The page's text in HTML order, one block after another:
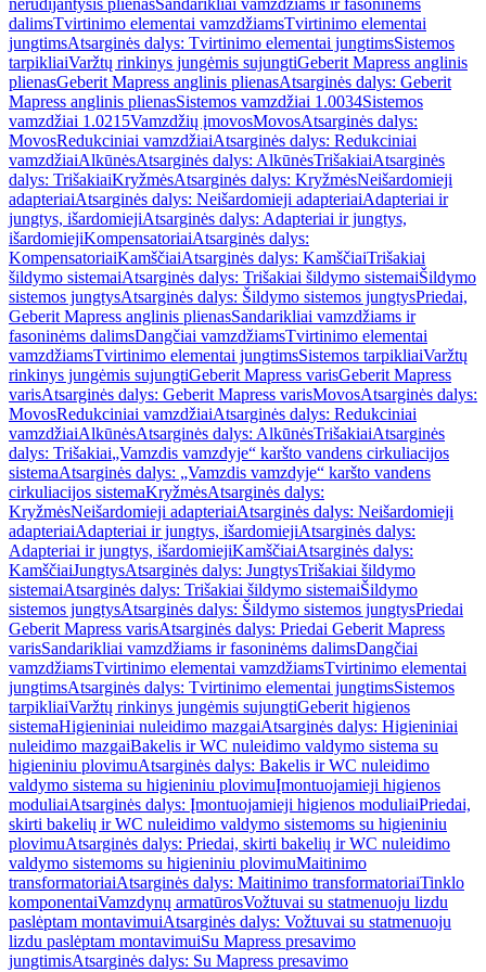
nerūdijantysis plienasSandarikliai vamzdžiams ir fasoninėms
dalimsTvirtinimo elementai vamzdžiamsTvirtinimo elementai
jungtimsAtsarginės dalys: Tvirtinimo elementai jungtimsSistemos
tarpikliaiVaržtų rinkinys jungėmis sujungtiGeberit Mapress anglinis
plienasGeberit Mapress anglinis plienasAtsarginės dalys: Geberit
Mapress anglinis plienasSistemos vamzdžiai 1.0034Sistemos
vamzdžiai 1.0215Vamzdžių įmovosMovosAtsarginės dalys:
MovosRedukciniai vamzdžiaiAtsarginės dalys: Redukciniai
vamzdžiaiAlkūnėsAtsarginės dalys: AlkūnėsTrišakiaiAtsarginės
dalys: TrišakiaiKryžmėsAtsarginės dalys: KryžmėsNeišardomieji
adapteriaiAtsarginės dalys: Neišardomieji adapteriaiAdapteriai ir
jungtys, išardomiejiAtsarginės dalys: Adapteriai ir jungtys,
išardomiejiKompensatoriaiAtsarginės dalys:
KompensatoriaiKamščiaiAtsarginės dalys: KamščiaiTrišakiai
šildymo sistemaiAtsarginės dalys: Trišakiai šildymo sistemaiŠildymo
sistemos jungtysAtsarginės dalys: Šildymo sistemos jungtysPriedai,
Geberit Mapress anglinis plienasSandarikliai vamzdžiams ir
fasoninėms dalimsDangčiai vamzdžiamsTvirtinimo elementai
vamzdžiamsTvirtinimo elementai jungtimsSistemos tarpikliaiVaržtų
rinkinys jungėmis sujungtiGeberit Mapress varisGeberit Mapress
varisAtsarginės dalys: Geberit Mapress varisMovosAtsarginės dalys:
MovosRedukciniai vamzdžiaiAtsarginės dalys: Redukciniai
vamzdžiaiAlkūnėsAtsarginės dalys: AlkūnėsTrišakiaiAtsarginės
dalys: Trišakiai„Vamzdis vamzdyje“ karšto vandens cirkuliacijos
sistemaAtsarginės dalys: „Vamzdis vamzdyje“ karšto vandens
cirkuliacijos sistemaKryžmėsAtsarginės dalys:
KryžmėsNeišardomieji adapteriaiAtsarginės dalys: Neišardomieji
adapteriaiAdapteriai ir jungtys, išardomiejiAtsarginės dalys:
Adapteriai ir jungtys, išardomiejiKamščiaiAtsarginės dalys:
KamščiaiJungtysAtsarginės dalys: JungtysTrišakiai šildymo
sistemaiAtsarginės dalys: Trišakiai šildymo sistemaiŠildymo
sistemos jungtysAtsarginės dalys: Šildymo sistemos jungtysPriedai
Geberit Mapress varisAtsarginės dalys: Priedai Geberit Mapress
varisSandarikliai vamzdžiams ir fasoninėms dalimsDangčiai
vamzdžiamsTvirtinimo elementai vamzdžiamsTvirtinimo elementai
jungtimsAtsarginės dalys: Tvirtinimo elementai jungtimsSistemos
tarpikliaiVaržtų rinkinys jungėmis sujungtiGeberit higienos
sistemaHigieniniai nuleidimo mazgaiAtsarginės dalys: Higieniniai
nuleidimo mazgaiBakelis ir WC nuleidimo valdymo sistema su
higieniniu plovimuAtsarginės dalys: Bakelis ir WC nuleidimo
valdymo sistema su higieniniu plovimuĮmontuojamieji higienos
moduliaiAtsarginės dalys: Įmontuojamieji higienos moduliaiPriedai,
skirti bakelių ir WC nuleidimo valdymo sistemoms su higieniniu
plovimuAtsarginės dalys: Priedai, skirti bakelių ir WC nuleidimo
valdymo sistemoms su higieniniu plovimuMaitinimo
transformatoriaiAtsarginės dalys: Maitinimo transformatoriaiTinklo
komponentaiVamzdynų armatūrosVožtuvai su statmenuoju lizdu
paslėptam montavimuiAtsarginės dalys: Vožtuvai su statmenuoju
lizdu paslėptam montavimuiSu Mapress presavimo
jungtimisAtsarginės dalys: Su Mapress presavimo